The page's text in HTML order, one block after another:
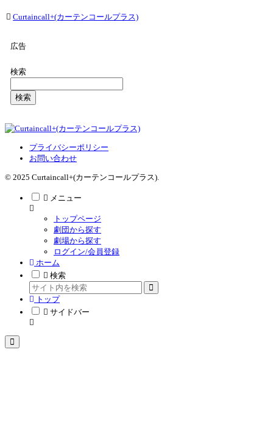
Curtaincall+(カーテンコールプラス)
広告
検索
検索
プライバシーポリシー
お問い合わせ
© 2025 Curtaincall+(カーテンコールプラス).
メニュー
トップページ
劇団から探す
劇場から探す
ログイン/会員登録
ホーム
検索
トップ
サイドバー